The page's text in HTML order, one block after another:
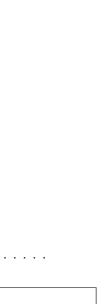
・・・・